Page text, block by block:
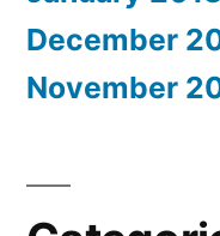
December
November